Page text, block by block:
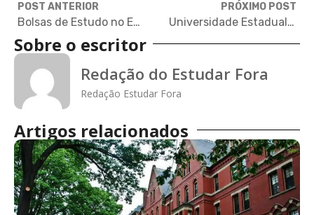
POST ANTERIOR
Bolsas de Estudo no Exterior | Maio 2024: Graduação, Pós, EUA, Alemanha, Austrália, China e Mais!
PRÓXIMO POST
Universidade Estadual da Califórnia oferece bolsas de estudos para brasileiros
Sobre o escritor
Redação do Estudar Fora
Redação Estudar Fora
Artigos relacionados